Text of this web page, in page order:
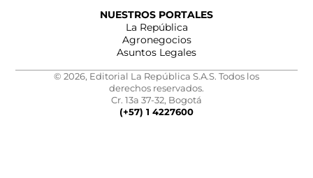
NUESTROS PORTALES
La República
Agronegocios
Asuntos Legales
© 2026, Editorial La República S.A.S. Todos los
derechos reservados.
Cr. 13a 37-32, Bogotá
(+57) 1 4227600